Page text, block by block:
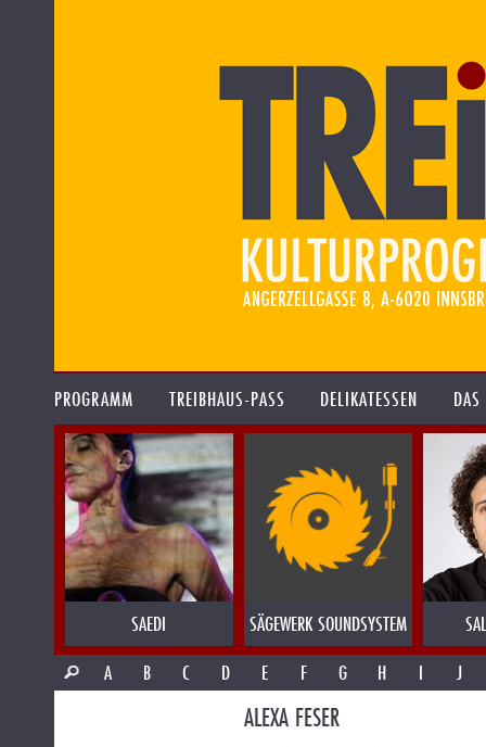
PROGRAMM TREIBHAUS-PASS DELIKATESSEN
SAEDI SÄGEWERK SOUNDSYSTEM
A
B C D E F G H I J
ALEXA FESER